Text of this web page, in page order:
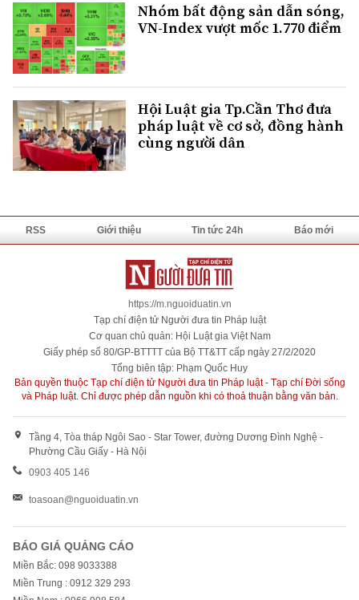
Nhóm bất động sản dẫn sóng,
VN-Index vượt mốc 1.770 điểm
Hội Luật gia Tp.Cần Thơ đưa
pháp luật về cơ sở, đồng hành
cùng người dân
RSS Giới thiệu Tin tức 24h Báo mới
https://m.nguoiduatin.vn
Tạp chí điện tử Người đưa tin Pháp luật
Cơ quan chủ quản: Hội Luật gia Việt Nam
Giấy phép số 80/GP-BTTTT của Bộ TT&TT cấp ngày 27/2/2020
Tổng biên tập: Phạm Quốc Huy
Bản quyền thuộc Tạp chí điện tử Người đưa tin Pháp luật - Tạp chí Đời sống
và Pháp luật. Chỉ được phép dẫn nguồn khi có thoả thuận bằng văn bản.
Tầng 4, Tòa tháp Ngôi Sao - Star Tower, đường Dương Đình Nghệ -
Phường Cầu Giấy - Hà Nội
0903 405 146
toasoan@nguoiduatin.vn
BÁO GIÁ QUẢNG CÁO
Miền Bắc: 098 9033388
Miền Trung : 0912 329 293